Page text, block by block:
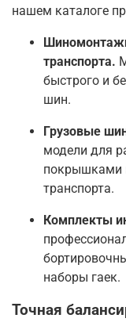
нашем каталоге
транспорта.
быстрого и
шин.
Грузовые
модели для
покрышками
транспорта.
Комплекты
наборы гаек.
Точная